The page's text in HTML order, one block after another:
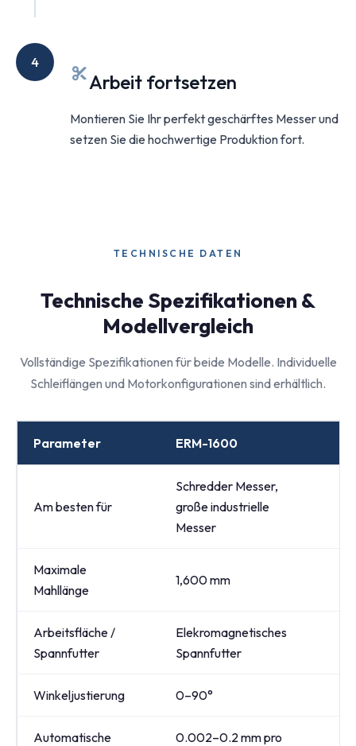
4
Arbeit fortsetzen
Montieren Sie Ihr perfekt geschärftes Messer und
setzen Sie die hochwertige Produktion fort.
TECHNISCHE DATEN
Technische Spezifikationen &
Modellvergleich
Vollständige Spezifikationen für beide Modelle. Individuelle
Schleiflängen und Motorkonfigurationen sind erhältlich.
Parameter ERM-1600
Am besten für
Schredder Messer,
große industrielle
Messer
Maximale
Mahllänge
1,600 mm
Arbeitsfläche /
Spannfutter
Elekromagnetisches
Spannfutter
Winkeljustierung 0–90°
Automatische
0.002–0.2 mm pro